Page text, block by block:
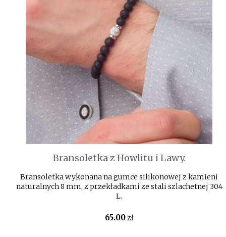
Bransoletka z Howlitu i Lawy.
Bransoletka wykonana na gumce silikonowej z kamieni
naturalnych 8 mm, z przekładkami ze stali szlachetnej 304
L.
65.00zł